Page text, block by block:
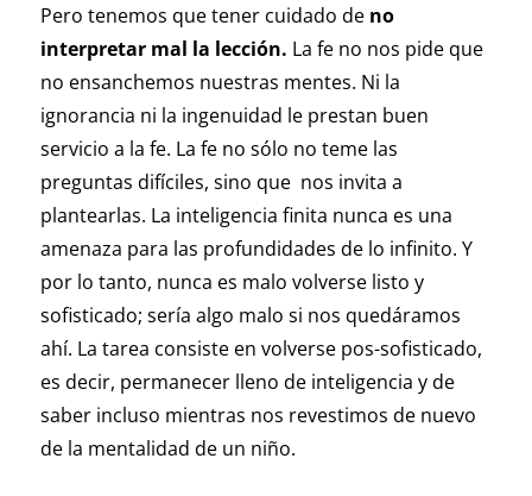
Pero tenemos que tener cuidado de no
interpretar mal la lección. La fe no nos pide que
no ensanchemos nuestras mentes. Ni la
ignorancia ni la ingenuidad le prestan buen
servicio a la fe. La fe no sólo no teme las
preguntas difíciles, sino que nos invita a
plantearlas. La inteligencia finita nunca es una
amenaza para las profundidades de lo infinito. Y
por lo tanto, nunca es malo volverse listo y
sofisticado; sería algo malo si nos quedáramos
ahí. La tarea consiste en volverse pos-sofisticado,
es decir, permanecer lleno de inteligencia y de
saber incluso mientras nos revestimos de nuevo
de la mentalidad de un niño.